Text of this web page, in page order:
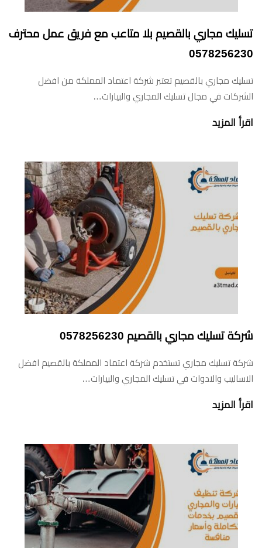
تسليك مجاري بالقصيم بلا متاعب مع فريق عمل محترف
0578256230
تسليك مجاري بالقصيم تعتبر شركة اعتماد المملكة من افضل
الشركات في مجال تسليك المجاري والبيارات…
اقرأ المزيد
شركة تسليك مجاري بالقصيم 0578256230
شركة تسليك مجاري تستخدم شركة اعتماد المملكة بالقصيم افضل
الاساليب والادوات في تسليك المجاري والبيارات…
اقرأ المزيد